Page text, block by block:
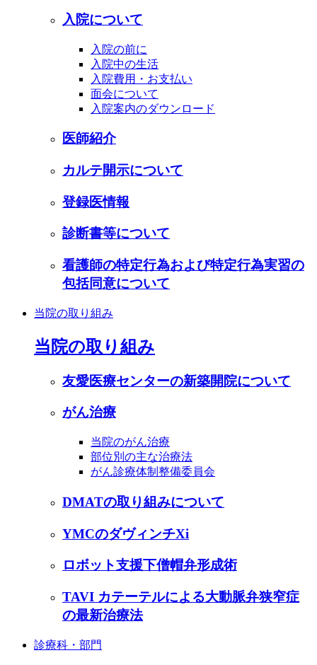
入院について
入院の前に
入院中の生活
入院費用・お支払い
面会について
入院案内のダウンロード
医師紹介
カルテ開示について
登録医情報
診断書等について
看護師の特定行為および特定行為実習の
包括同意について
当院の取り組み
当院の取り組み
友愛医療センターの新築開院について
がん治療
当院のがん治療
部位別の主な治療法
がん診療体制整備委員会
DMATの取り組みについて
YMCのダヴィンチXi
ロボット支援下僧帽弁形成術
TAVI カテーテルによる大動脈弁狭窄症
の最新治療法
診療科・部門